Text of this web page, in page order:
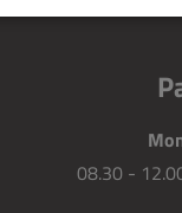
08.30 -